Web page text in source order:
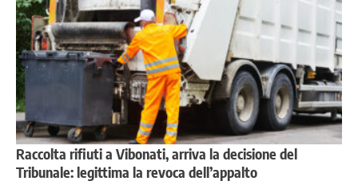
Raccolta rifiuti a Vibonati, arriva la decisione del
Tribunale: legittima la revoca dell’appalto